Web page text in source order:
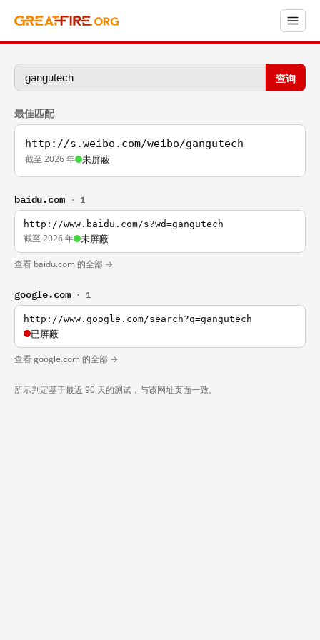
查询
最佳匹配
http://s.weibo.com/weibo/gangutech
截至 2026 年 未屏蔽
baidu.com · 1
http://www.baidu.com/s?wd=gangutech
截至 2026 年 未屏蔽
查看 baidu.com 的全部 →
google.com · 1
http://www.google.com/search?q=gangutech
已屏蔽
查看 google.com 的全部 →
所示判定基于最近 90 天的测试，与该网址页面一致。